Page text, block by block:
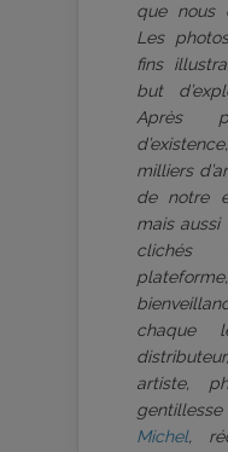
que nous
Les
fins
but
Après
milliers
de notre
mais
clichés
chaque
artiste,
Michel,